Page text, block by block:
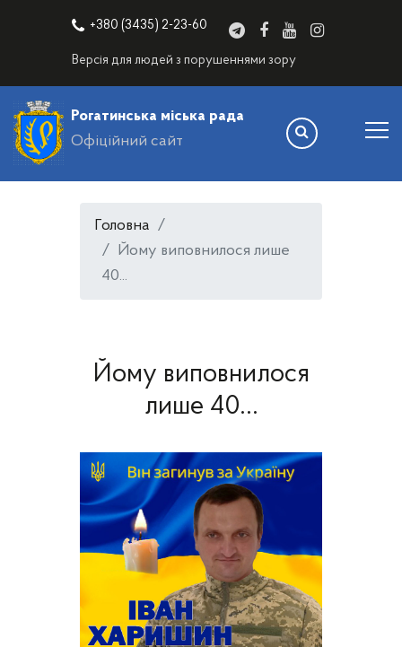
+380 (3435) 2-23-60
Версія для людей з порушеннями зору
Рогатинська міська рада
Офіційний сайт
Головна
Йому виповнилося лише
40...
Йому виповнилося
лише 40...